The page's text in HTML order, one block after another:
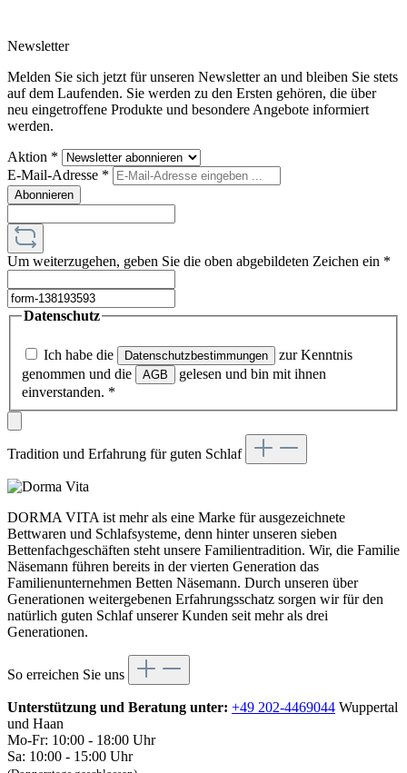
Newsletter
Melden Sie sich jetzt für unseren Newsletter an und bleiben Sie stets
auf dem Laufenden. Sie werden zu den Ersten gehören, die über
neu eingetroffene Produkte und besondere Angebote informiert
werden.
Aktion *
E-Mail-Adresse *
Abonnieren
Um weiterzugehen, geben Sie die oben abgebildeten Zeichen ein *
Datenschutz
Ich habe die Datenschutzbestimmungen
zur Kenntnis
genommen und die
AGB
gelesen und bin mit ihnen
einverstanden. *
Tradition und Erfahrung für guten Schlaf
DORMA VITA ist mehr als eine Marke für ausgezeichnete
Bettwaren und Schlafsysteme, denn hinter unseren sieben
Bettenfachgeschäften steht unsere Familientradition. Wir, die Familie
Näsemann führen bereits in der vierten Generation das
Familienunternehmen Betten Näsemann. Durch unseren über
Generationen weitergebenen Erfahrungsschatz sorgen wir für den
natürlich guten Schlaf unserer Kunden seit mehr als drei
Generationen.
So erreichen Sie uns
Unterstützung und Beratung unter: +49 202-4469044 Wuppertal
und Haan
Mo-Fr: 10:00 - 18:00 Uhr
Sa: 10:00 - 15:00 Uhr